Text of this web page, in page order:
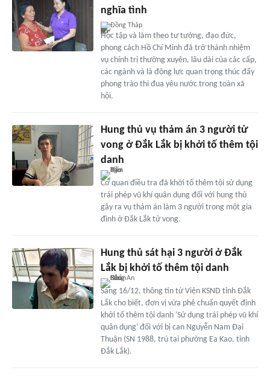
nghĩa tình
Đồng Tháp
Học tập và làm theo tư tưởng, đạo đức,
phong cách Hồ Chí Minh đã trở thành nhiệm
vụ chính trị thường xuyên, lâu dài của các cấp,
các ngành và là động lực quan trọng thúc đẩy
phong trào thi đua yêu nước trong toàn xã
hội.
Hung thủ vụ thảm án 3 người tử
vong ở Đắk Lắk bị khởi tố thêm tội
danh
Cơ quan điều tra đã khởi tố thêm tội sử dụng
trái phép vũ khí quân dụng đối với hung thủ
gây ra vụ thảm án làm 3 người trong một gia
đình ở Đắk Lắk tử vong.
Hung thủ sát hại 3 người ở Đắk
Lắk bị khởi tố thêm tội danh
Sáng 16/12, thông tin từ Viện KSND tỉnh Đắk
Lắk cho biết, đơn vị vừa phê chuẩn quyết định
khởi tố thêm tội danh 'Sử dụng trái phép vũ khí
quân dụng' đối với bị can Nguyễn Nam Đại
Thuận (SN 1988, trú tại phường Ea Kao, tỉnh
Đắk Lắk).